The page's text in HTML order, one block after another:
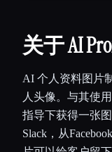
关于 AI
AI 个人资料图片
人头像。与其使
指导下获得一张
Slack，从